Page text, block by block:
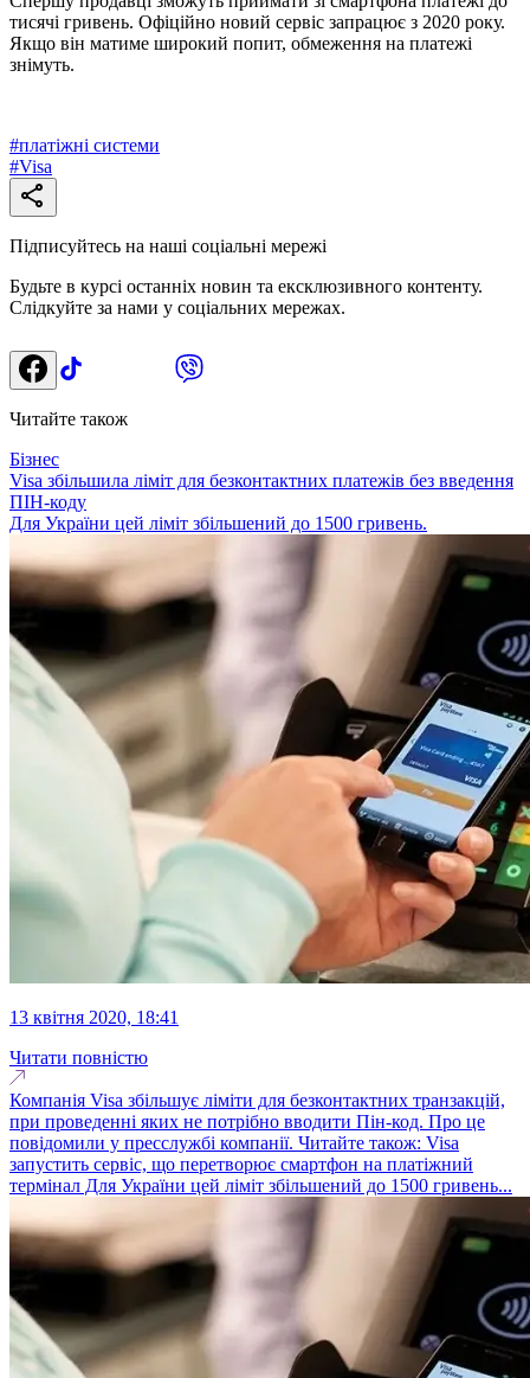
тисячі гривень. Офіційно новий сервіс запрацює з 2020 року.
Якщо він матиме широкий попит, обмеження на платежі
знімуть.
#платіжні системи
#Visa
Підписуйтесь на наші соціальні мережі
Будьте в курсі останніх новин та ексклюзивного контенту.
Слідкуйте за нами у соціальних мережах.
Читайте також
Бізнес
Visa збільшила ліміт для безконтактних платежів без введення
ПІН-коду
Для України цей ліміт збільшений до 1500 гривень.
13 квітня 2020, 18:41
Читати повністю
Компанія Visa збільшує ліміти для безконтактних транзакцій,
при проведенні яких не потрібно вводити Пін-код. Про це
повідомили у пресслужбі компанії. Читайте також: Visa
запустить сервіс, що перетворює смартфон на платіжний
термінал Для України цей ліміт збільшений до 1500 гривень...